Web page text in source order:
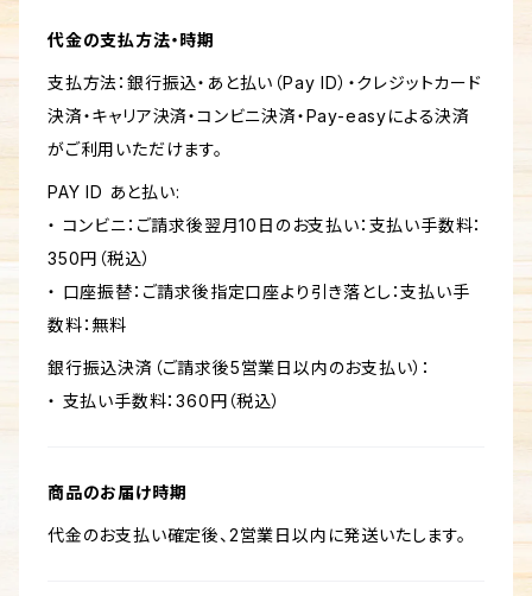
代金の支払方法・時期
支払方法：銀行振込・あと払い（Pay ID）・クレジットカード
決済・キャリア決済・コンビニ決済・Pay-easyによる決済
がご利用いただけます。
PAY ID あと払い:
・ コンビニ：ご請求後翌月10日のお支払い：支払い手数料：
350円（税込）
・ 口座振替：ご請求後指定口座より引き落とし：支払い手
数料：無料
銀行振込決済（ご請求後5営業日以内のお支払い）：
・ 支払い手数料：360円（税込）
商品のお届け時期
代金のお支払い確定後、2営業日以内に発送いたします。